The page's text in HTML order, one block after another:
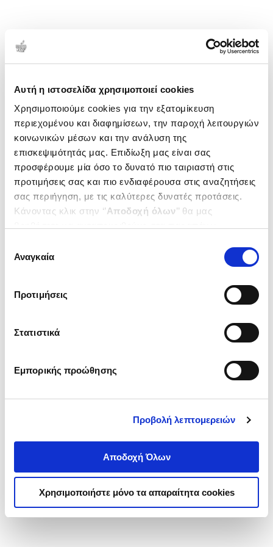
Αυτή η ιστοσελίδα χρησιμοποιεί cookies
Χρησιμοποιούμε cookies για την εξατομίκευση
περιεχομένου και διαφημίσεων, την παροχή λειτουργιών
κοινωνικών μέσων και την ανάλυση της
επισκεψιμότητάς μας. Επιδίωξη μας είναι σας
προσφέρουμε μία όσο το δυνατό πιο ταιριαστή στις
προτιμήσεις σας και πιο ενδιαφέρουσα στις αναζητήσεις
σας περιήγηση, με τις καλύτερες δυνατές προτάσεις.
Κάνοντας κλικ στην ‘’Αποδοχή όλων’’ θα μας
ενδιαφέρουν και να επιλέξετε από τα παρακάτω με την
΄΄και να ενημερωθείτε σχετικά με
συγκατάθεσης
Αναγκαία
Προτιμήσεις
Στατιστικά
Εμπορικής προώθησης
Προβολή λεπτομερειών
Αποδοχή Όλων
Χρησιμοποιήστε μόνο τα απαραίτητα cookies